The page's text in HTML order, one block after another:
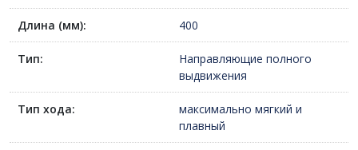
Длина (мм): 400
Тип:
Направляющие полного
выдвижения
Тип хода:
максимально мягкий и
плавный